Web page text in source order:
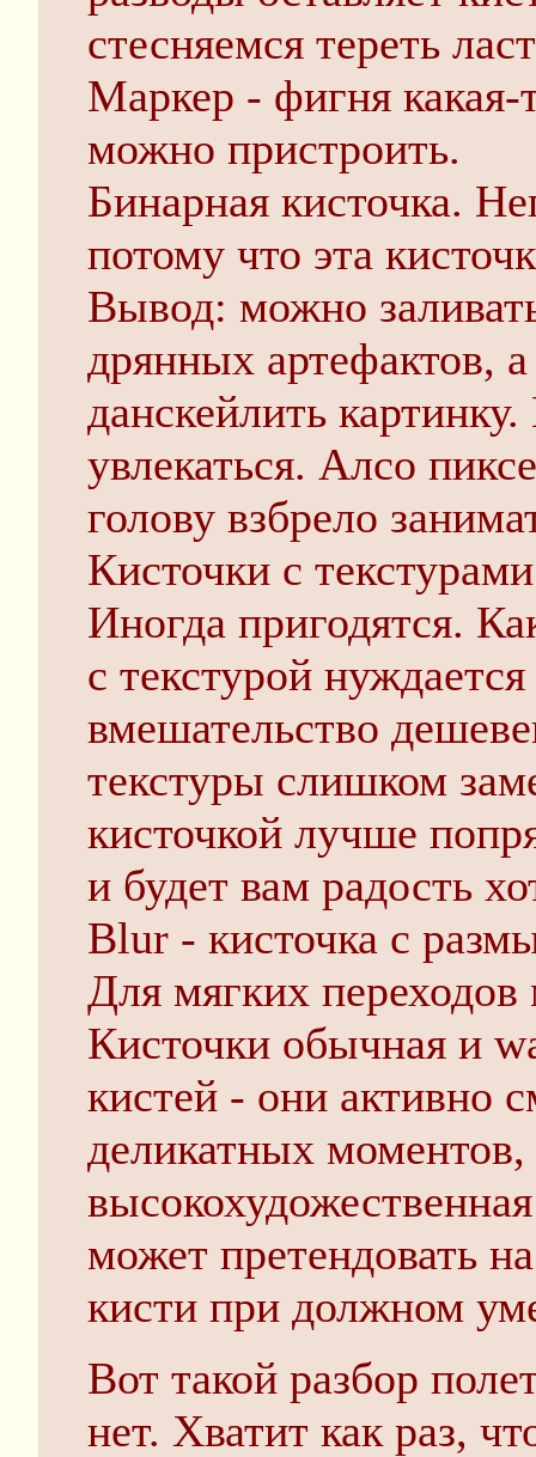
стесняемся тереть
Маркер - фигня
можно пристроить.
Бинарная кисточка.
потому что эта
Вывод: можно
дрянных артефактов,
данскейлить
увлекаться. Алсо
голову взбрело
Кисточки с
Иногда пригодятся.
с текстурой
вмешательство
текстуры слишком
кисточкой лучше
и будет вам радость
Blur - кисточка с
Для мягких
Кисточки обычная и
кистей - они активно
деликатных моментов,
может претендовать
кисти при должном
Вот такой разбор
нет. Хватит как раз,